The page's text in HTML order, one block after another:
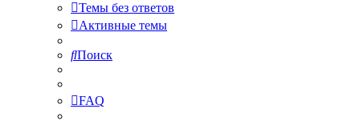
Темы без ответов
Активные темы
Поиск
FAQ